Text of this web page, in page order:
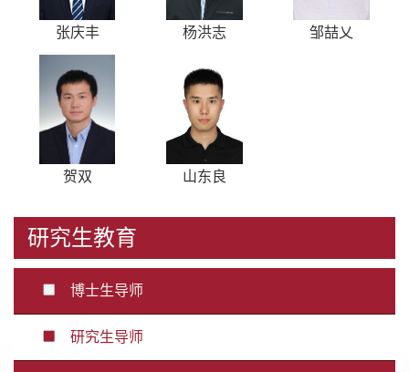
张庆丰 杨洪志 邹喆乂
贺双 山东良
研究生教育
博士生导师
研究生导师